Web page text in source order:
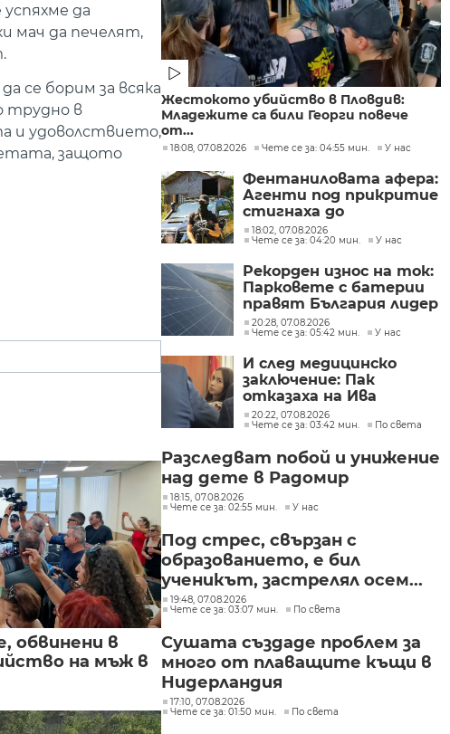
да
мач да печелят,
се борим за всяка
трудно в
и удоволствието,
защото
обвинени в
на мъж в
Жестокото убийство в Пловдив:
Младежите са били Георги повече
от...
18:08, 07.08.2026 Чете се за: 04:55 мин. У нас
Фентаниловата афера:
Агенти под прикритие
стигнаха до
лабораторията във
„Факултета“
18:02, 07.08.2026
Чете се за: 04:20 мин.
У нас
Рекорден износ на ток:
Парковете с батерии
правят България лидер
на пазара
20:28, 07.08.2026
Чете се за: 05:42 мин.
У нас
И след медицинско
заключение: Пак
отказаха на Ива
Михайлова да се лекува
в България
20:22, 07.08.2026
Чете се за: 03:42 мин.
По света
Разследват побой и унижение
над дете в Радомир
18:15, 07.08.2026
Чете се за: 02:55 мин.
У нас
Под стрес, свързан с
образованието, е бил
ученикът, застрелял осем...
19:48, 07.08.2026
Чете се за: 03:07 мин.
По света
Сушата създаде проблем за
много от плаващите къщи в
Нидерландия
17:10, 07.08.2026
Чете се за: 01:50 мин.
По света